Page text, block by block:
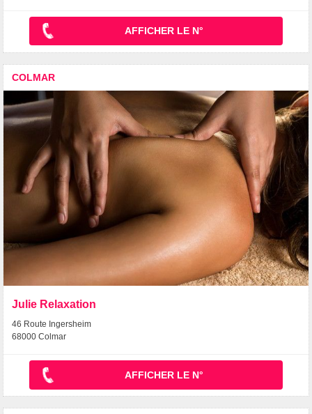
AFFICHER LE N°
COLMAR
Julie Relaxation
46 Route Ingersheim
68000 Colmar
AFFICHER LE N°